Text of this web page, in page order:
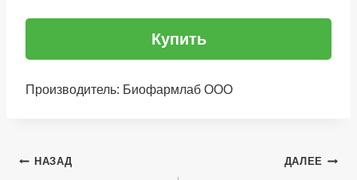
Купить
Производитель: Биофармлаб ООО
Навигация
НАЗАД ДАЛЕЕ